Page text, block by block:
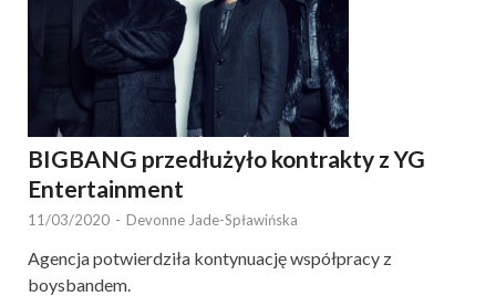
BIGBANG przedłużyło kontrakty z YG
Entertainment
11/03/2020 - Devonne Jade-Spławińska
Agencja potwierdziła kontynuację współpracy z
boysbandem.